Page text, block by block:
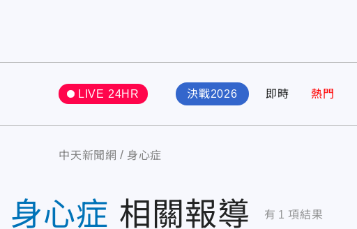
LIVE 24HR 決戰2026 即時 熱門
中天新聞網 身心症
身心症 相關報導 有 1 項結果